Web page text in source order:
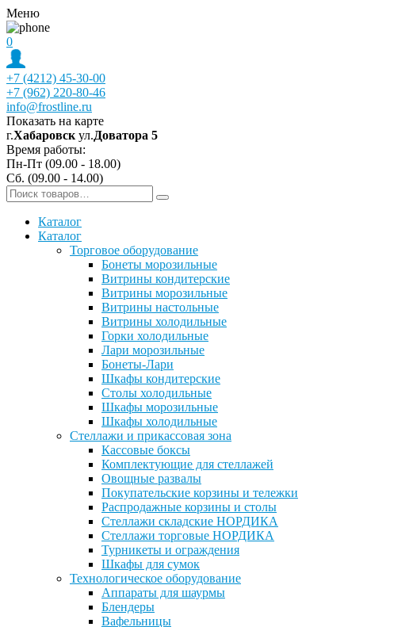
Меню
0
+7 (4212) 45-30-00
+7 (962) 220-80-46
info@frostline.ru
Показать на карте
г.Хабаровск ул.Доватора 5
Время работы:
Пн-Пт (09.00 - 18.00)
Сб. (09.00 - 14.00)
Каталог
Каталог
Торговое оборудование
Бонеты морозильные
Витрины кондитерские
Витрины морозильные
Витрины настольные
Витрины холодильные
Горки холодильные
Лари морозильные
Бонеты-Лари
Шкафы кондитерские
Столы холодильные
Шкафы морозильные
Шкафы холодильные
Стеллажи и прикассовая зона
Кассовые боксы
Комплектующие для стеллажей
Овощные развалы
Покупательские корзины и тележки
Распродажные корзины и столы
Стеллажи складские НОРДИКА
Стеллажи торговые НОРДИКА
Турникеты и ограждения
Шкафы для сумок
Технологическое оборудование
Аппараты для шаурмы
Блендеры
Вафельницы